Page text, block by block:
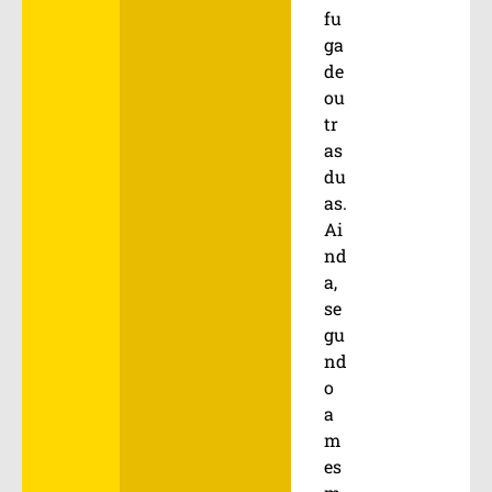
fu
ga
de
ou
tr
as
du
as.
Ai
nd
a,
se
gu
nd
o
a
m
es